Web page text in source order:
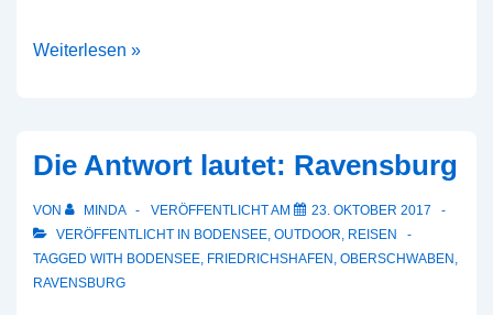
Videojournalismus
2“
Weiterlesen »
Die Antwort lautet: Ravensburg
VON MINDA VERÖFFENTLICHT AM
23. OKTOBER 2017
VERÖFFENTLICHT IN BODENSEE, OUTDOOR, REISEN
TAGGED WITH BODENSEE, FRIEDRICHSHAFEN , OBERSCHWABEN ,
RAVENSBURG